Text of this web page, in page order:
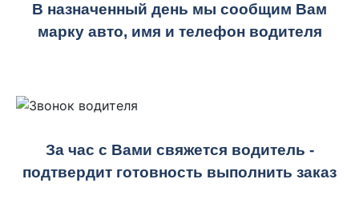
В назначенный день мы сообщим Вам
марку авто, имя и телефон водителя
За час с Вами свяжется водитель -
подтвердит готовность выполнить заказ